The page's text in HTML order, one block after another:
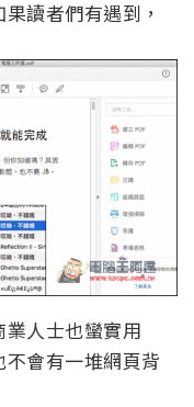
讀者們有遇到，
人士也蠻實用
會有一堆網頁背